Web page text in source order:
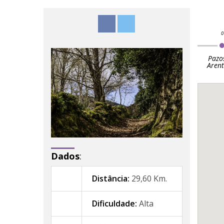
Dados:
Distância: 29,60 Km.
Dificuldade: Alta